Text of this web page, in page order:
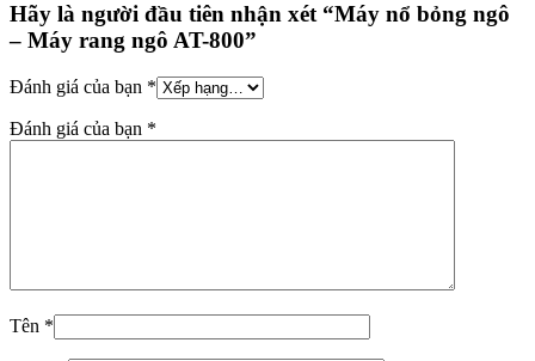
Hãy là người đầu tiên nhận xét “Máy nổ bỏng ngô
– Máy rang ngô AT-800”
Đánh giá của bạn *
Đánh giá của bạn *
Tên *